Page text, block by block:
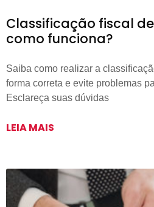
Classificação fiscal
como funciona?
Saiba como realizar a
forma correta e evite problemas
Esclareça suas dúvidas
LEIA MAIS